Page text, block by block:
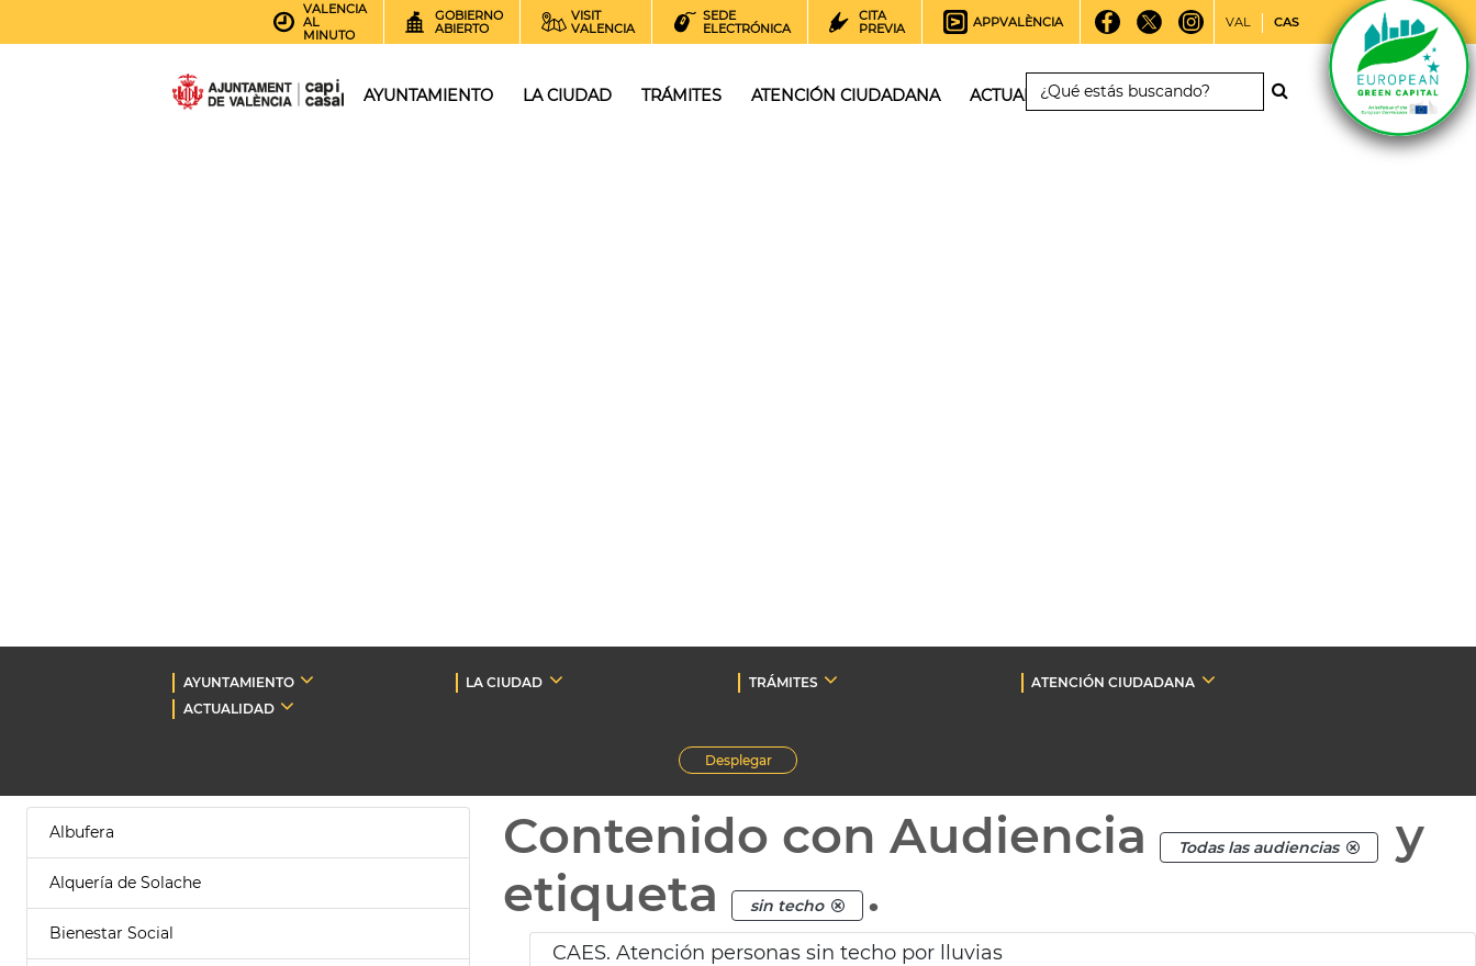
VALENCIA
AL
MINUTO
GOBIERNO
ABIERTO
VISIT
VALENCIA
SEDE
ELECTRÓNICA
CITA
PREVIA
APPVALÈNCIA VAL CAS
AYUNTAMIENTO LA CIUDAD TRÁMITES ATENCIÓN CIUDADANA ACTUALIDAD
AYUNTAMIENTO LA CIUDAD TRÁMITES
ATENCIÓN CIUDADANA
ACTUALIDAD
Desplegar
Albufera
Alquería de Solache
Bienestar Social
Contenido con Audiencia Todas las audiencias
y
etiqueta
sin techo .
CAES. Atención personas sin techo por lluvias